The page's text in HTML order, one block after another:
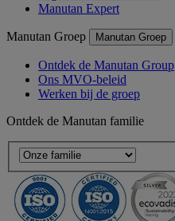
Manutan Expert
Manutan Groep Manutan Groep
Ontdek de Manutan Group
Ons MVO-beleid
Werken bij de groep
Ontdek de Manutan familie